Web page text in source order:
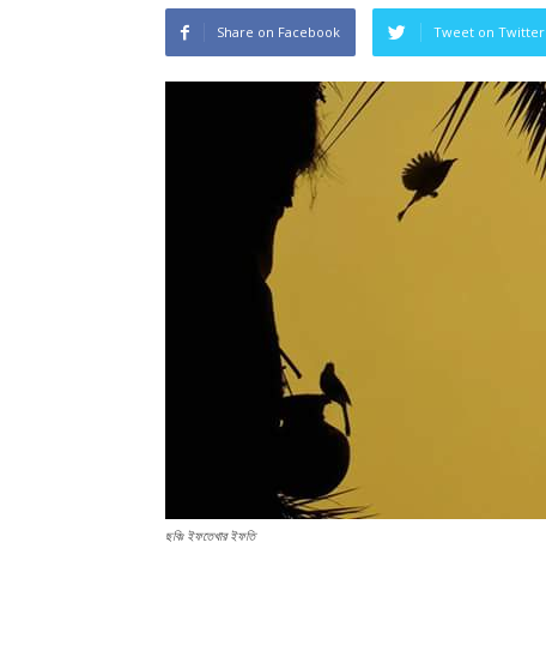
Share on Facebook Tweet on Twitter
ছবিঃ ইফতেখার ইফতি